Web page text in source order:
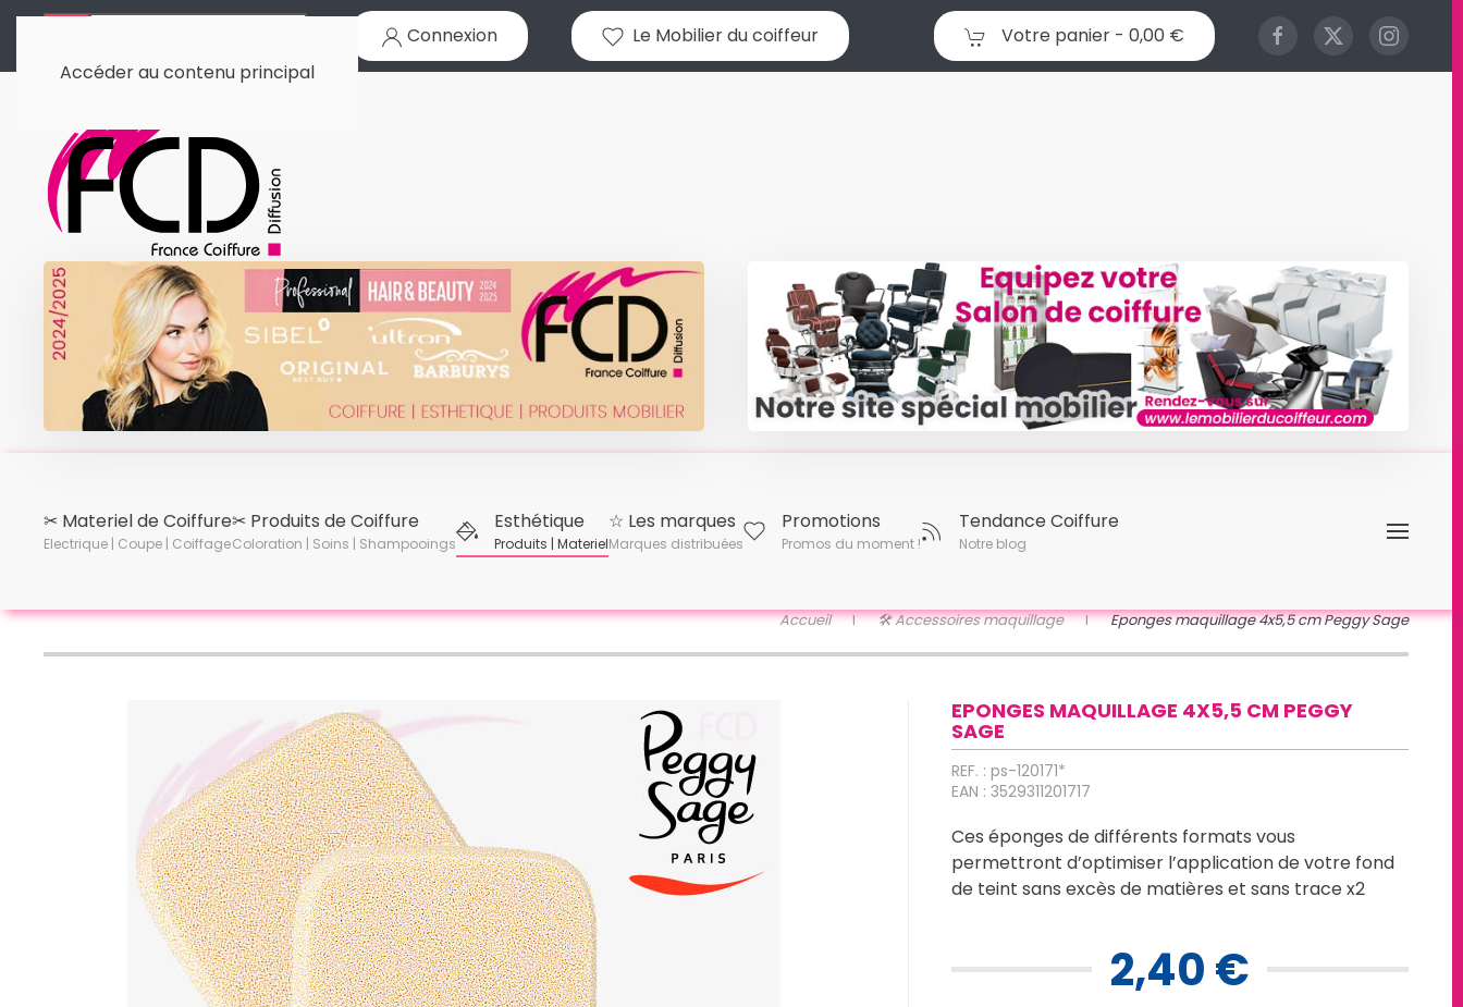
Accéder au contenu principal
Connexion Le Mobilier du coiffeur Votre panier - 0,00 €
✂︎ Materiel de Coiffure
Electrique | Coupe | Coiffage
✂︎ Produits de Coiffure
Coloration | Soins | Shampooings
Esthétique
Produits | Materiel
☆ Les marques
Marques distribuées
Promotions
Promos du moment !
Tendance Coiffure
Notre blog
Accueil 🛠 Accessoires maquillage Eponges maquillage 4x5,5 cm Peggy Sage
EPONGES MAQUILLAGE 4X5,5 CM PEGGY
SAGE
REF. : ps-120171*
EAN : 3529311201717
Ces éponges de différents formats vous
permettront d’optimiser l’application de votre fond
de teint sans excès de matières et sans trace x2
2,40 €